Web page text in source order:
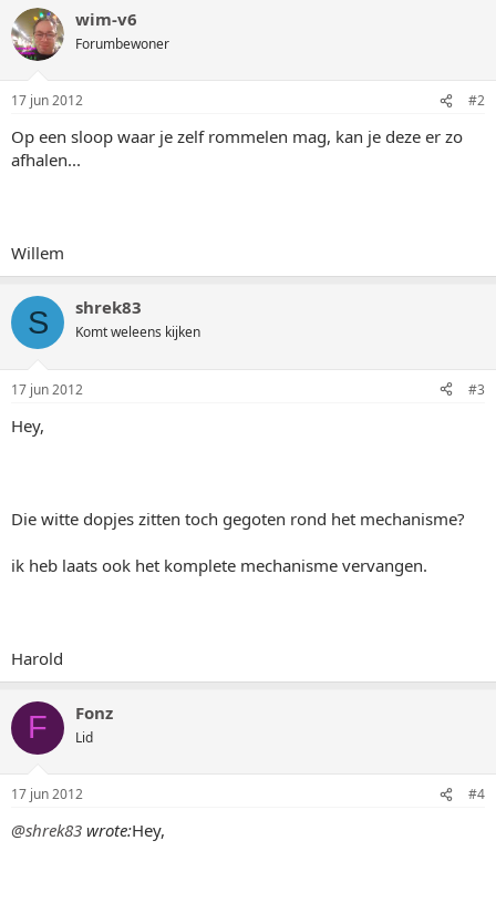
wim-v6
Forumbewoner
17 jun 2012 #2
Op een sloop waar je zelf rommelen mag, kan je deze er zo
afhalen...
Willem
S shrek83
Komt weleens kijken
17 jun 2012 #3
Hey,
Die witte dopjes zitten toch gegoten rond het mechanisme?
ik heb laats ook het komplete mechanisme vervangen.
Harold
F Fonz
Lid
17 jun 2012 #4
@shrek83 wrote:Hey,